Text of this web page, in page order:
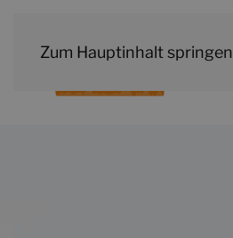
Zum Hauptinhalt springen